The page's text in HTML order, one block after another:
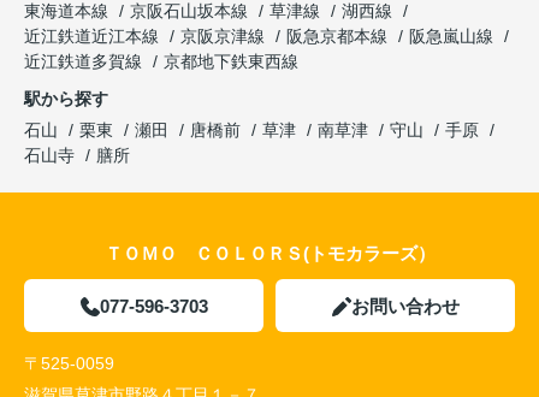
東海道本線
京阪石山坂本線 草津線
湖西線
近江鉄道近江本線
京阪京津線 阪急京都本線
阪急嵐山線
近江鉄道多賀線
京都地下鉄東西線
駅から探す
石山
栗東 瀬田 唐橋前 草津 南草津 守山
手原
石山寺
膳所
ＴＯＭＯ ＣＯＬＯＲＳ(トモカラーズ）
077-596-3703 お問い合わせ
〒525-0059